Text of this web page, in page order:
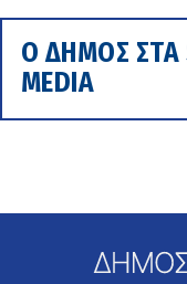
Ο ΔΗΜΟΣ ΣΤΑ
MEDIA